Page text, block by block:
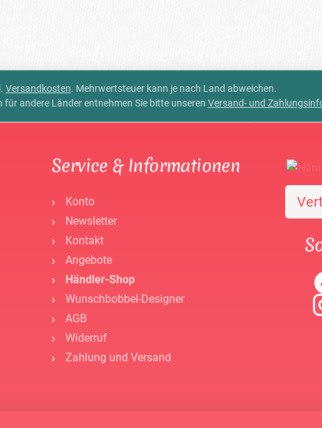
Versandkosten. Mehrwertsteuer kann je nach Land abweichen.
andere Länder entnehmen Sie bitte unseren Versand- und
Service & Informationen
Konto
Newsletter
Kontakt
Angebote
Händler-Shop
Wunschbobbel-Designer
AGB
Widerruf
Zahlung und Versand